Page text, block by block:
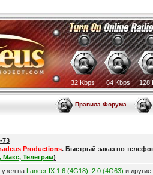
32 Kbps 64 Kbps 128
Правила Форума
73
Productions. Быстрый заказ по
Телеграм)
на Lancer IX 1.6 (4G18), 2.0 (4G63) и